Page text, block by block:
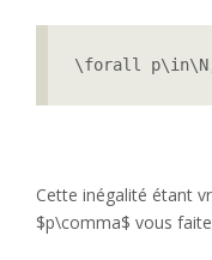
\forall
Cette inégalité étant
$p\comma$ vous